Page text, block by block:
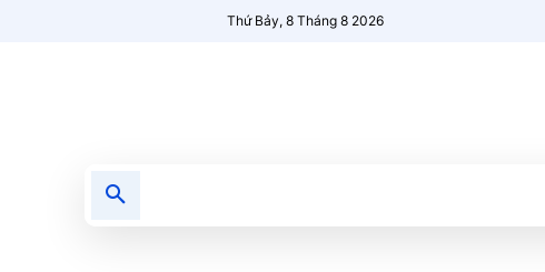
Thứ Bảy, 8 Tháng 8 2026